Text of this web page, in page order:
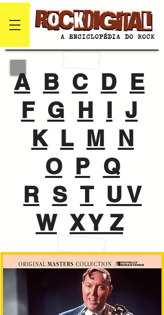
A B C D E
F G H I J
K L M N
O P Q
R S T U V
W X Y Z